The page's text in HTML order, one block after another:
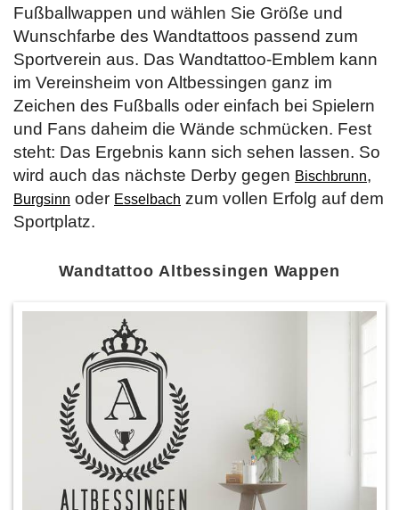
Fußballwappen und wählen Sie Größe und
Wunschfarbe des Wandtattoos passend zum
Sportverein aus. Das Wandtattoo-Emblem kann
im Vereinsheim von Altbessingen ganz im
Zeichen des Fußballs oder einfach bei Spielern
und Fans daheim die Wände schmücken. Fest
steht: Das Ergebnis kann sich sehen lassen. So
wird auch das nächste Derby gegen Bischbrunn,
Burgsinn oder Esselbach zum vollen Erfolg auf dem
Sportplatz.
Wandtattoo Altbessingen Wappen